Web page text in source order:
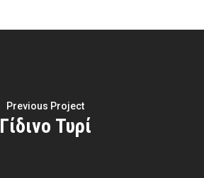
Previous Project
Γίδινο Τυρί